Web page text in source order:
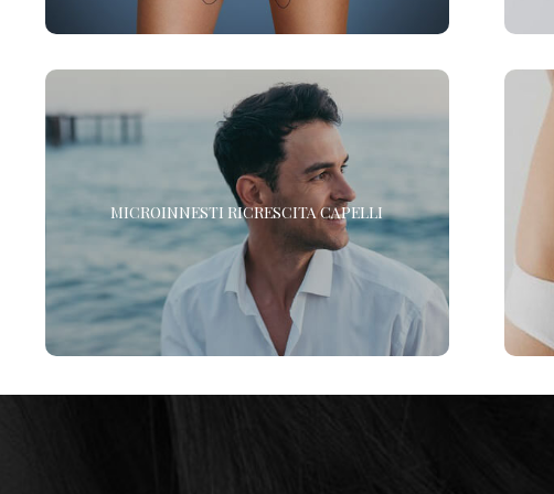
MICROINNESTI RICRESCITA CAPELLI
RIGENERA™ - MICROINNESTI RICRESCITA
CAPELLI
Scopri il nuovo protocollo di Medicina Rigenerativa
Cellulare per la ricrescita dei tuoi capelli. In un solo
trattamento.